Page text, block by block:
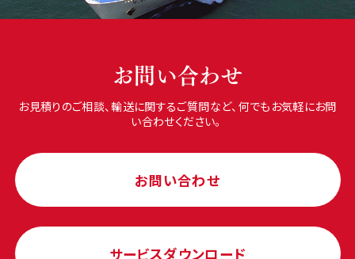
お問い合わせ
お見積りのご相談、輸送に関するご質問など、何でもお気軽にお問
い合わせください。
お問い合わせ
サービスダウンロード